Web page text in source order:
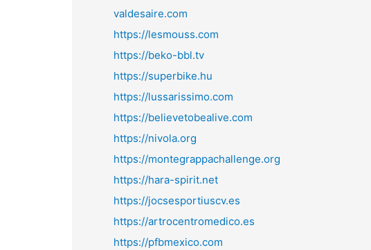
valdesaire.com
https://lesmouss.com
https://beko-bbl.tv
https://superbike.hu
https://lussarissimo.com
https://believetobealive.com
https://nivola.org
https://montegrappachallenge.org
https://hara-spirit.net
https://jocsesportiuscv.es
https://artrocentromedico.es
https://pfbmexico.com